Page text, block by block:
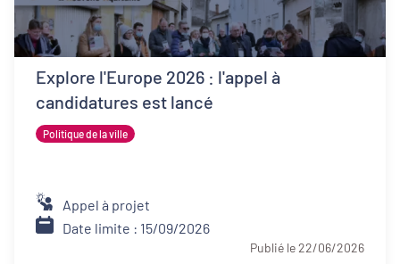
Explore l'Europe 2026 : l'appel à
candidatures est lancé
Politique de la ville
Appel à projet
Date limite : 15/09/2026
Publié le 22/06/2026